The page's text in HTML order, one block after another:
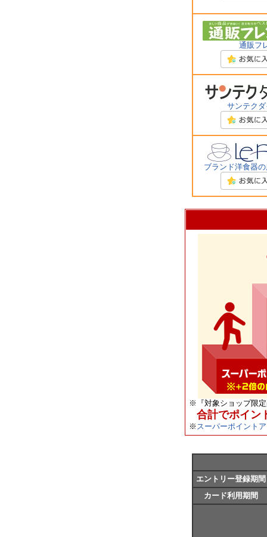
通販フ
サンテクダ
ブランド洋食器
※ 『対象ショップ限
合計でポイン
※ スーパーポイント
エントリー登録期間
カード利用期間